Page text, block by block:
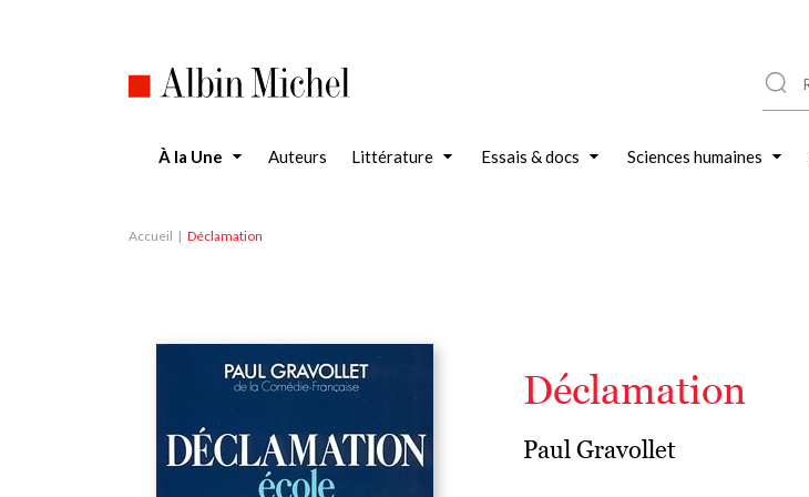
À la Une Auteurs Littérature Essais & docs Sciences humaines
Accueil Déclamation
Déclamation
Paul Gravollet